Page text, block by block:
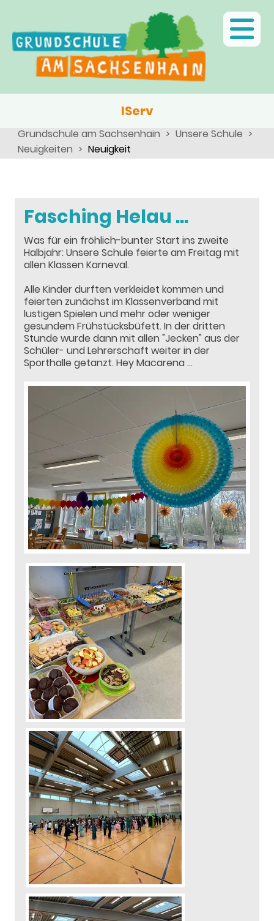
IServ
Grundschule am Sachsenhain
Unsere Schule
Neuigkeiten
Neuigkeit
Fasching Helau ...
Was für ein fröhlich-bunter Start ins zweite
Halbjahr: Unsere Schule feierte am Freitag mit
allen Klassen Karneval.
Alle Kinder durften verkleidet kommen und
feierten zunächst im Klassenverband mit
lustigen Spielen und mehr oder weniger
gesundem Frühstücksbüfett. In der dritten
Stunde wurde dann mit allen "Jecken" aus der
Schüler- und Lehrerschaft weiter in der
Sporthalle getanzt. Hey Macarena ...
Kinder
Eltern
Schulsozialarbeit
Schulseelsorge
Angebote, Projekte, Aktionen, Arbeitsgemeinschaften